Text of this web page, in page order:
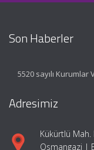
Son Haberler
5520 sayılı
Adresimiz
Kükürtlü
Osmangazi |